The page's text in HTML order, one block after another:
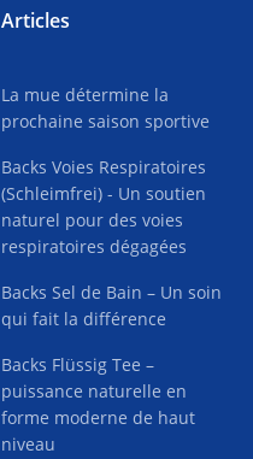
Articles
La mue détermine la
prochaine saison sportive
Backs Voies Respiratoires
(Schleimfrei) - Un soutien
naturel pour des voies
respiratoires dégagées
Backs Sel de Bain – Un soin
qui fait la différence
Backs Flüssig Tee –
puissance naturelle en
forme moderne de haut
niveau